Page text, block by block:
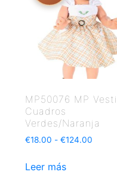
MP50076 MP
Cuadros
Verdes/Naranja
€18.00 - €124.00
Leer más